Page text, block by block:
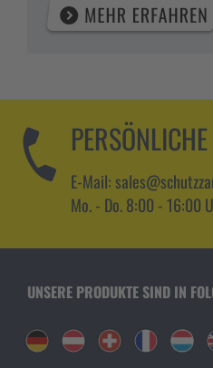
E-Mail:
Mo. - Do. 8:00 - 16:00
UNSERE PRODUKTE SIND IN